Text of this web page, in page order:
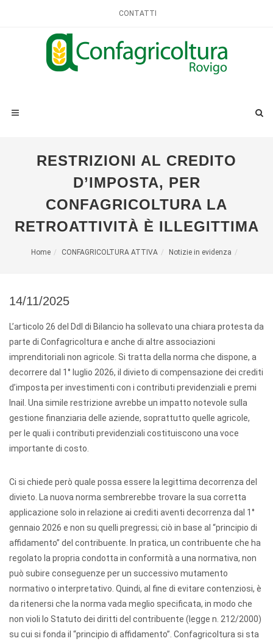
CONTATTI
RESTRIZIONI AL CREDITO
D’IMPOSTA, PER
CONFAGRICOLTURA LA
RETROATTIVITÀ È ILLEGITTIMA
Home CONFAGRICOLTURA ATTIVA Notizie in evidenza
14/11/2025
L’articolo 26 del Ddl di Bilancio ha sollevato una chiara protesta da
parte di Confagricoltura e anche di altre associazioni
imprenditoriali non agricole. Si tratta della norma che dispone, a
decorrere dal 1° luglio 2026, il divieto di compensazione dei crediti
d’imposta per investimenti con i contributi previdenziali e premi
Inail. Una simile restrizione avrebbe un impatto notevole sulla
gestione finanziaria delle aziende, soprattutto quelle agricole,
per le quali i contributi previdenziali costituiscono una voce
importante di costo.
Ci si chiede però quale possa essere la legittima decorrenza del
divieto. La nuova norma sembrerebbe trovare la sua corretta
applicazione solo in relazione ai crediti aventi decorrenza dal 1°
gennaio 2026 e non su quelli pregressi; ciò in base al “principio di
affidamento” del contribuente. In pratica, un contribuente che ha
regolato la propria condotta in conformità a una normativa, non
può subire conseguenze per un successivo mutamento
normativo o interpretativo. Quindi, al fine di evitare contenziosi, è
da ritenersi che la norma vada meglio specificata, in modo che
non violi lo Statuto dei diritti del contribuente (legge n. 212/2000)
su cui si fonda il “principio di affidamento”. Confagricoltura si sta